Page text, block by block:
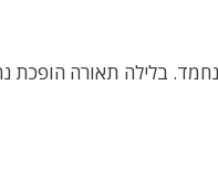
בלילה תאורה הופכת